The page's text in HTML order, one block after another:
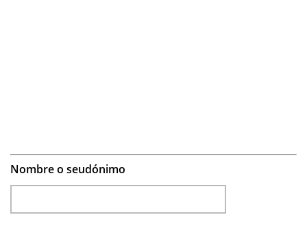
Nombre o seudónimo